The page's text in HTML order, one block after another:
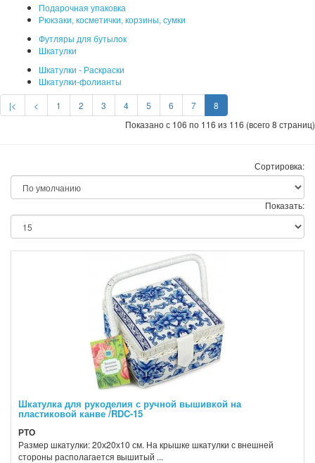
Подарочная упаковка
Рюкзаки, косметички, корзины, сумки
Футляры для бутылок
Шкатулки
Шкатулки - Раскраски
Шкатулки-фолианты
|<
< 1 2 3 4 5 6 7
8
Показано с 106 по 116 из 116 (всего 8 страниц)
Сортировка:
Показать:
Шкатулка для рукоделия с ручной вышивкой на
пластиковой канве /RDC-15
РТО
Размер шкатулки: 20х20х10 см. На крышке шкатулки с внешней
стороны располагается вышитый ...